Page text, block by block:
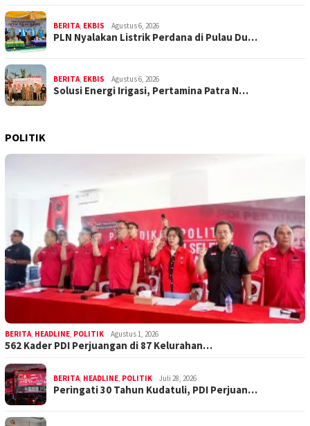
BERITA EKBIS Agustus 6, 2026
PLN Nyalakan Listrik Perdana di Pulau Du…
BERITA EKBIS Agustus 6, 2026
Solusi Energi Irigasi, Pertamina Patra N…
POLITIK
BERITA, HEADLINE, POLITIK Agustus 1, 2026
562 Kader PDI Perjuangan di 87 Kelurahan…
BERITA, HEADLINE, POLITIK Juli 28, 2026
Peringati 30 Tahun Kudatuli, PDI Perjuan…